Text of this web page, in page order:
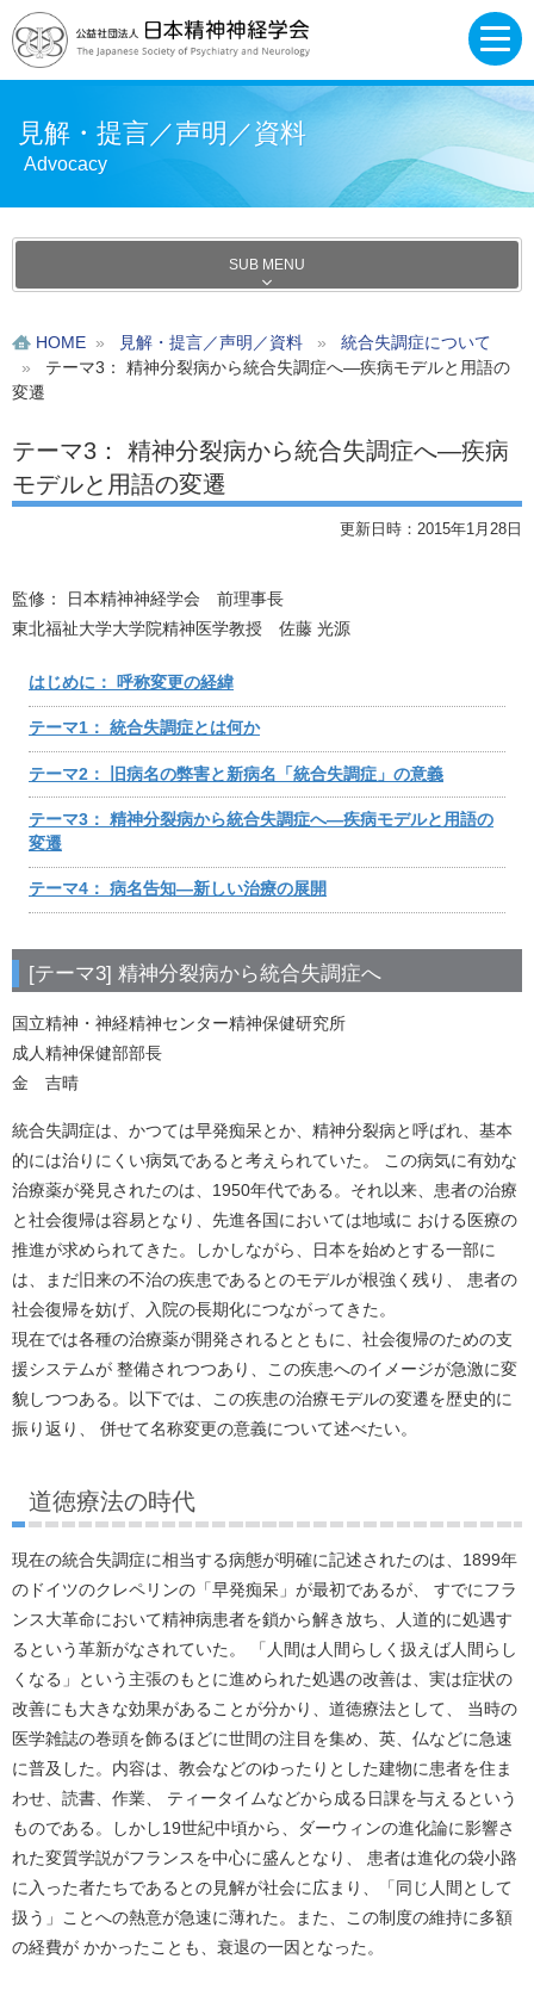
見解・提言／声明／資料
Advocacy
SUB MENU
HOME » 見解・提言／声明／資料 »
統合失調症について
»
テーマ3： 精神分裂病から統合失調症へ―疾病モデルと用語の
変遷
テーマ3： 精神分裂病から統合失調症へ―疾病
モデルと用語の変遷
更新日時：2015年1月28日
監修： 日本精神神経学会 前理事長
東北福祉大学大学院精神医学教授 佐藤 光源
はじめに： 呼称変更の経緯
テーマ1： 統合失調症とは何か
テーマ2： 旧病名の弊害と新病名「統合失調症」の意義
テーマ3： 精神分裂病から統合失調症へ―疾病モデルと用語の
変遷
テーマ4： 病名告知―新しい治療の展開
[テーマ3] 精神分裂病から統合失調症へ
国立精神・神経精神センター精神保健研究所
成人精神保健部部長
金 吉晴
統合失調症は、かつては早発痴呆とか、精神分裂病と呼ばれ、基本
的には治りにくい病気であると考えられていた。 この病気に有効な
治療薬が発見されたのは、1950年代である。それ以来、患者の治療
と社会復帰は容易となり、先進各国においては地域に おける医療の
推進が求められてきた。しかしながら、日本を始めとする一部に
は、まだ旧来の不治の疾患であるとのモデルが根強く残り、 患者の
社会復帰を妨げ、入院の長期化につながってきた。
現在では各種の治療薬が開発されるとともに、社会復帰のための支
援システムが 整備されつつあり、この疾患へのイメージが急激に変
貌しつつある。以下では、この疾患の治療モデルの変遷を歴史的に
振り返り、 併せて名称変更の意義について述べたい。
道徳療法の時代
現在の統合失調症に相当する病態が明確に記述されたのは、1899年
のドイツのクレペリンの「早発痴呆」が最初であるが、 すでにフラ
ンス大革命において精神病患者を鎖から解き放ち、人道的に処遇す
るという革新がなされていた。 「人間は人間らしく扱えば人間らし
くなる」という主張のもとに進められた処遇の改善は、実は症状の
改善にも大きな効果があることが分かり、道徳療法として、 当時の
医学雑誌の巻頭を飾るほどに世間の注目を集め、英、仏などに急速
に普及した。内容は、教会などのゆったりとした建物に患者を住ま
わせ、読書、作業、 ティータイムなどから成る日課を与えるという
ものである。しかし19世紀中頃から、ダーウィンの進化論に影響さ
れた変質学説がフランスを中心に盛んとなり、 患者は進化の袋小路
に入った者たちであるとの見解が社会に広まり、「同じ人間として
扱う」ことへの熱意が急速に薄れた。また、この制度の維持に多額
の経費が かかったことも、衰退の一因となった。